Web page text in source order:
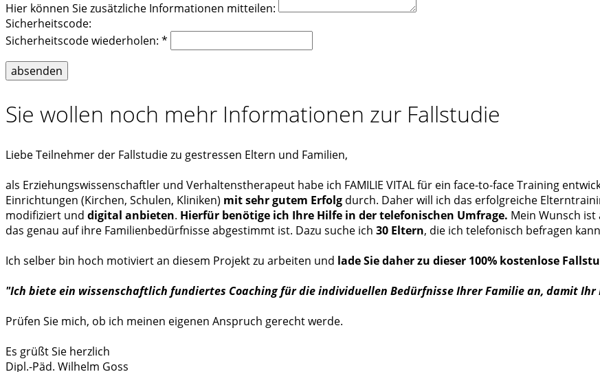
Hier können Sie zusätzliche Informationen mitteilen:
Sicherheitscode:
Sicherheitscode wiederholen: *
Sie wollen noch mehr Informationen zur Fallstudie
Liebe Teilnehmer der Fallstudie zu gestressen Eltern und Familien,
als Erziehungswissenschaftler und Verhaltenstherapeut habe ich FAMILIE VITAL für ein face-to-face Training
Einrichtungen (Kirchen, Schulen, Kliniken) mit sehr gutem Erfolg durch. Daher will ich das erfolgreiche
modifiziert und digital anbieten. Hierfür benötige ich Ihre Hilfe in der telefonischen Umfrage. Mein Wunsch
das genau auf ihre Familienbedürfnisse abgestimmt ist. Dazu suche ich 30 Eltern, die ich telefonisch befragen
Ich selber bin hoch motiviert an diesem Projekt zu arbeiten und lade Sie daher zu dieser 100% kostenlose
"Ich biete ein wissenschaftlich fundiertes Coaching für die individuellen Bedürfnisse Ihrer Familie an, damit
Prüfen Sie mich, ob ich meinen eigenen Anspruch gerecht werde.
Es grüßt Sie herzlich
Dipl.-Päd. Wilhelm Goss